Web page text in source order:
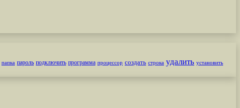
папка пароль подключить программа процессор создать строка удалить установить